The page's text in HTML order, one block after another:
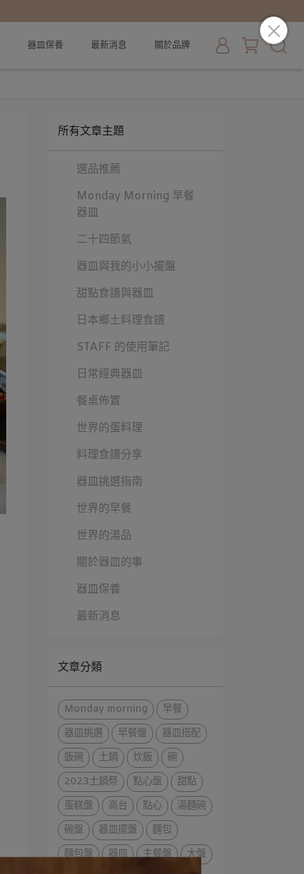
器皿保養 最新消息 關於品牌
所有文章主題
選品推薦
Monday Morning 早餐
器皿
二十四節氣
器皿與我的小小擺盤
甜點食譜與器皿
日本鄉土料理食譜
STAFF 的使用筆記
日常經典器皿
餐桌佈置
世界的蛋料理
料理食譜分享
器皿挑選指南
世界的早餐
世界的湯品
關於器皿的事
器皿保養
最新消息
文章分類
Monday morning
早餐
器皿挑選
早餐盤
器皿搭配
飯碗
土鍋 炊飯
碗
2023土鍋祭
點心盤
甜點
蛋糕盤
高台 點心
湯麵碗
碗盤
器皿擺盤
麵包
麵包盤
器皿 主餐盤
大盤